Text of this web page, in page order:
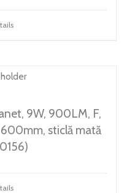
9W, 900LM, F,
sticlă mată